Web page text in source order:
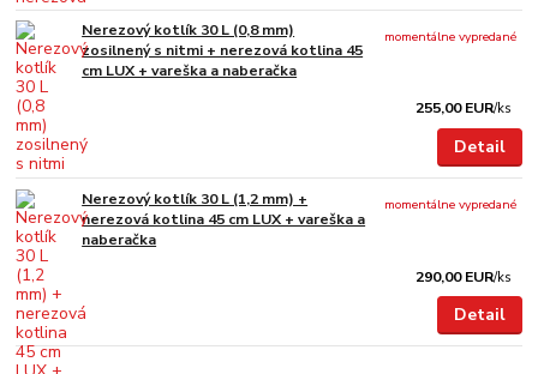
Nerezový kotlík 30 L (0,8 mm)
zosilnený s nitmi + nerezová kotlina 45
cm LUX + vareška a naberačka
255,00 EUR/ks
momentálne vypredané
Detail
Nerezový kotlík 30 L (1,2 mm) +
nerezová kotlina 45 cm LUX + vareška a
naberačka
290,00 EUR/ks
momentálne vypredané
Detail